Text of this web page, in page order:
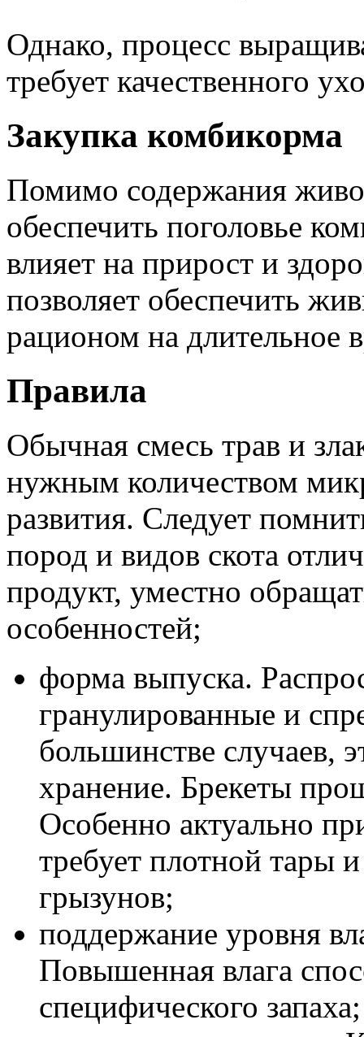
Однако, процесс
требует качественного
Закупка комбикорма
Помимо содержания
обеспечить поголовье
влияет на прирост и
позволяет обеспечить
рационом на длительное
Правила
Обычная смесь трав и
нужным количеством
развития. Следует
пород и видов скота
продукт, уместно
особенностей;
форма выпуска.
гранулированные и
большинстве случаев,
хранение. Брекеты
Особенно актуально
требует плотной тары
грызунов;
поддержание уровня
Повышенная влага
специфического запаха;